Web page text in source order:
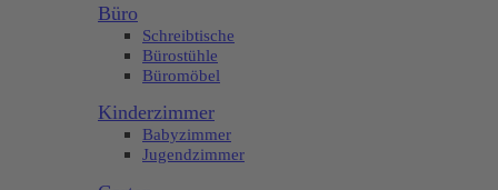
Büro
Schreibtische
Bürostühle
Büromöbel
Kinderzimmer
Babyzimmer
Jugendzimmer